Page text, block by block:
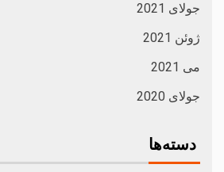
جولای 2021
ژوئن 2021
می 2021
جولای 2020
دسته‌ها